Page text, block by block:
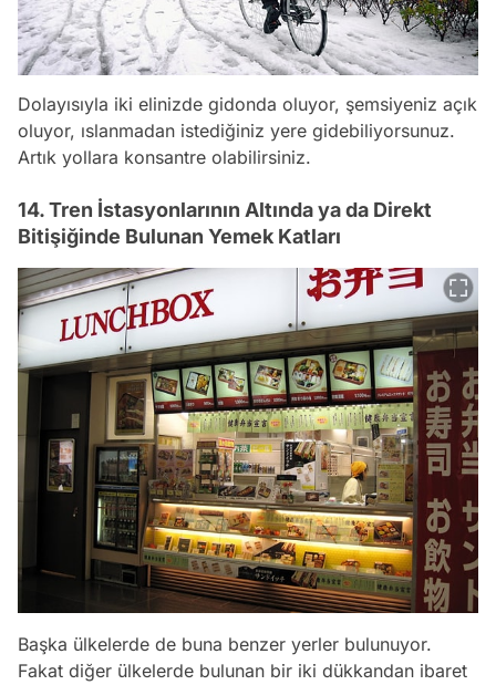
Dolayısıyla iki elinizde gidonda oluyor, şemsiyeniz açık
oluyor, ıslanmadan istediğiniz yere gidebiliyorsunuz.
Artık yollara konsantre olabilirsiniz.
14. Tren İstasyonlarının Altında ya da Direkt
Bitişiğinde Bulunan Yemek Katları
Başka ülkelerde de buna benzer yerler bulunuyor.
Fakat diğer ülkelerde bulunan bir iki dükkandan ibaret